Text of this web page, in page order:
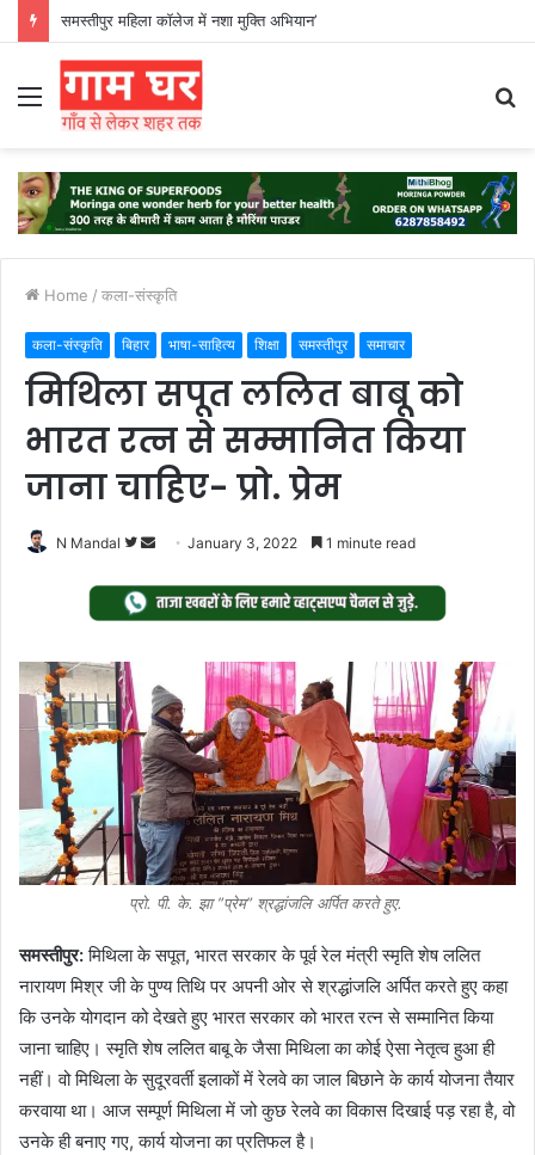
हड़ताली सफाईकर्मियों ने नगर निगम का घेराव किया’
Menu
Home / कला-संस्कृति
कला-संस्कृति बिहार भाषा-साहित्य शिक्षा समस्तीपुर समाचार
मिथिला सपूत ललित बाबू को
भारत रत्न से सम्मानित किया
जाना चाहिए- प्रो. प्रेम
N Mandal
Follow
Twitter
Send
email
January 3, 2022 1 minute read
प्रो. पी. के. झा ”प्रेम” श्रद्धांजलि अर्पित करते हुए.
समस्तीपुर:मिथिला के सपूत, भारत सरकार के पूर्व रेल मंत्री स्मृति शेष ललित
नारायण मिश्र जी के पुण्य तिथि पर अपनी ओर से श्रद्धांजलि अर्पित करते हुए कहा
कि उनके योगदान को देखते हुए भारत सरकार को भारत रत्न से सम्मानित किया
जाना चाहिए। स्मृति शेष ललित बाबू के जैसा मिथिला का कोई ऐसा नेतृत्व हुआ ही
नहीं। वो मिथिला के सुदूरवर्ती इलाकों में रेलवे का जाल बिछाने के कार्य योजना तैयार
करवाया था। आज सम्पूर्ण मिथिला में जो कुछ रेलवे का विकास दिखाई पड़ रहा है, वो
उनके ही बनाए गए, कार्य योजना का प्रतिफल है।